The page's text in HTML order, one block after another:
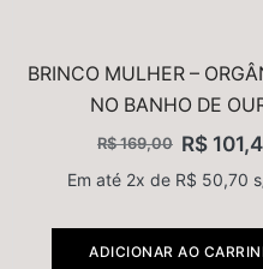
BRINCO MULHER –
NO BANHO DE
R$169,00 R$
Em até 2x de R$ 50,70
ADICIONAR AO